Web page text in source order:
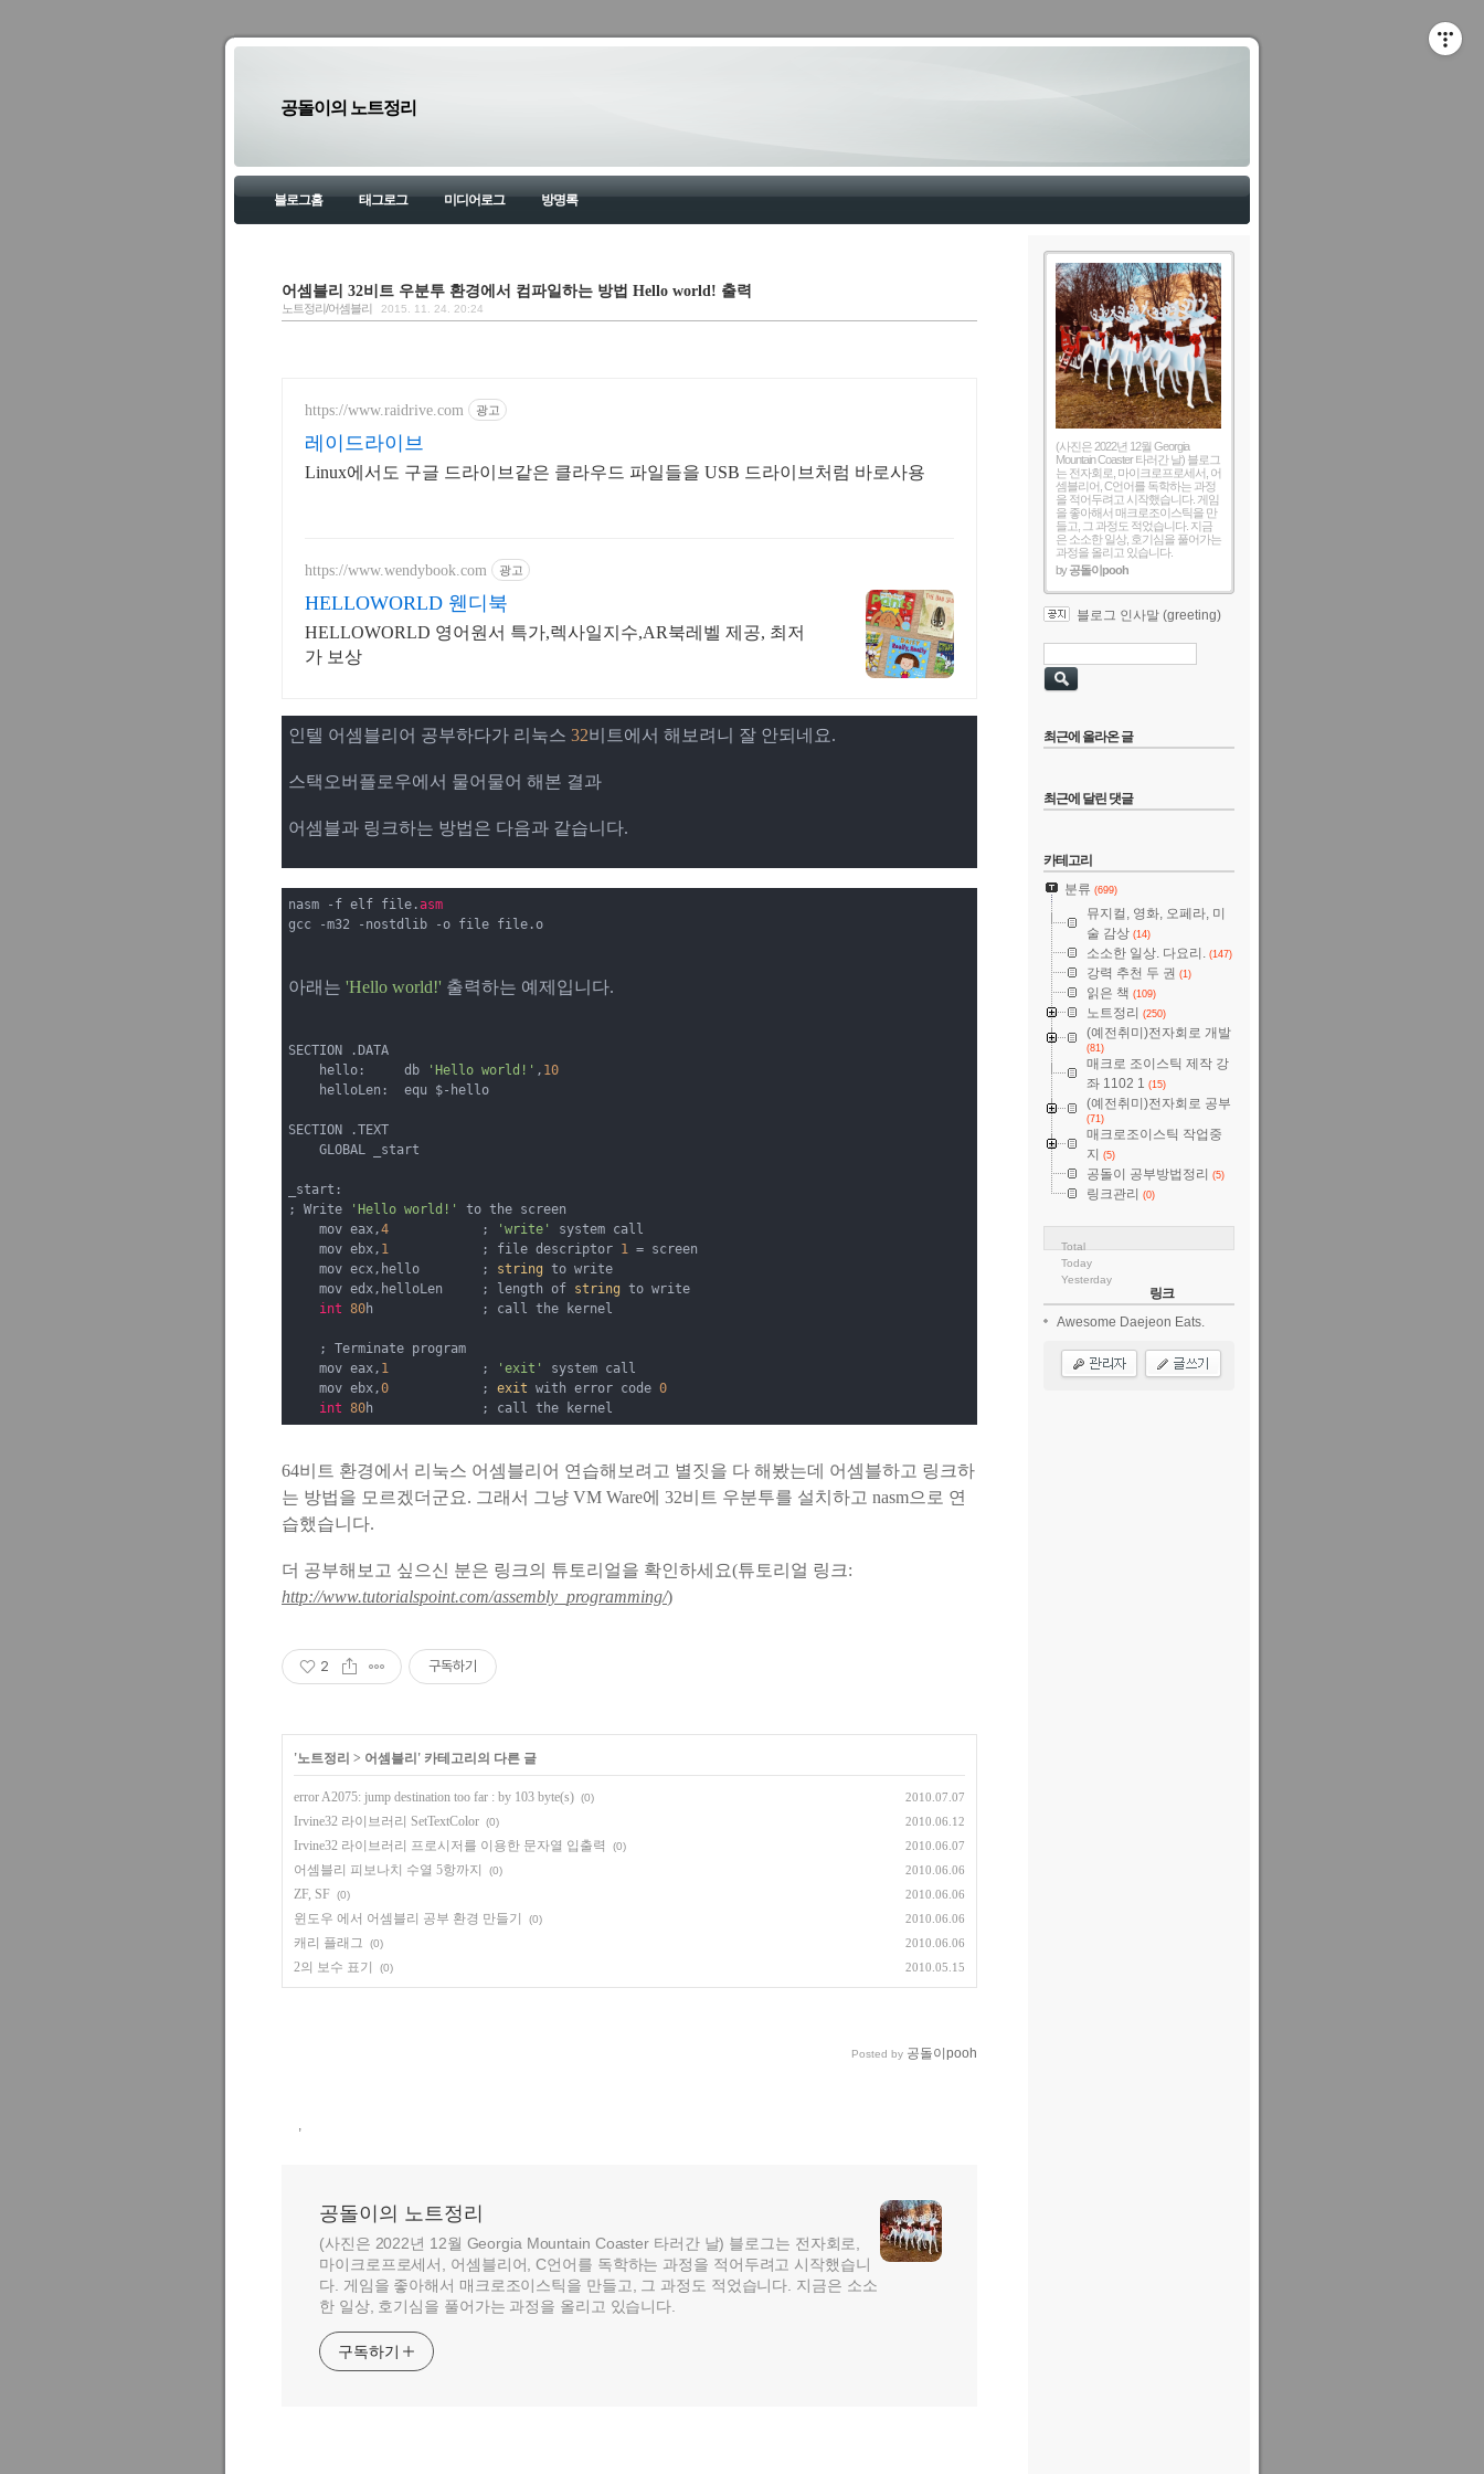
공돌이의 노트정리
블로그홈 태그로그 미디어로그 방명록
어셈블리 32비트 우분투 환경에서 컴파일하는 방법 Hello world! 출력
노트정리/어셈블리 2015. 11. 24. 20:24
https://www.raidrive.com 광고
레이드라이브
Linux에서도 구글 드라이브같은 클라우드 파일들을 USB 드라이브처럼 바로사용
https://www.wendybook.com 광고
HELLOWORLD 웬디북
HELLOWORLD 영어원서 특가,렉사일지수,AR북레벨 제공, 최저
가 보상
인텔 어셈블리어 공부하다가 리눅스 32비트에서 해보려니 잘 안되네요.
스택오버플로우에서 물어물어 해본 결과
어셈블과 링크하는 방법은 다음과 같습니다.
nasm - f elf file .asm
gcc
-m32 - nostdlib -o file file .o
아래는 'Hello world!' 출력하는 예제입니다.
SECTION . DATA
    hello
:
     db
'Hello world!' , 10
    helloLen
:
  equ $
- hello
SECTION .TEXT
    GLOBAL _start
_start :
;
Write 'Hello world!'
to the screen
    mov eax
,4 ; 'write'
system call
    mov ebx
, 1 ; file descriptor 1 = screen
    mov ecx
, hello ; string to write
    mov edx
, helloLen ; length of string to write
int 80h ; call the kernel
; Terminate program
    mov eax
, 1 ; 'exit'
system call
    mov ebx
,0 ; exit with error code 0
int 80h ; call the kernel
64비트 환경에서 리눅스 어셈블리어 연습해보려고 별짓을 다 해봤는데 어셈블하고 링크하
는 방법을 모르겠더군요. 그래서 그냥 VM Ware에 32비트 우분투를 설치하고 nasm으로 연
습했습니다.
더 공부해보고 싶으신 분은 링크의 튜토리얼을 확인하세요(튜토리얼 링크:
http://www.tutorialspoint.com/assembly_programming/)
2 구독하기
'노트정리 > 어셈블리 ' 카테고리의 다른 글
error A2075: jump destination too far : by 103 byte(s) (0) 2010.07.07
Irvine32 라이브러리 SetTextColor (0) 2010.06.12
Irvine32 라이브러리 프로시저를 이용한 문자열 입출력 (0) 2010.06.07
어셈블리 피보나치 수열 5항까지 (0) 2010.06.06
ZF, SF (0) 2010.06.06
윈도우 에서 어셈블리 공부 환경 만들기 (0) 2010.06.06
캐리 플래그 (0) 2010.06.06
2의 보수 표기 (0) 2010.05.15
Posted by 공돌이pooh
,
공돌이의 노트정리
(사진은 2022년 12월 Georgia Mountain Coaster 타러간 날) 블로그는 전자회로,
마이크로프로세서, 어셈블리어, C언어를 독학하는 과정을 적어두려고 시작했습니
다. 게임을 좋아해서 매크로조이스틱을 만들고, 그 과정도 적었습니다. 지금은 소소
한 일상, 호기심을 풀어가는 과정을 올리고 있습니다.
구독하기
(사진은 2022년 12월 Georgia
Mountain Coaster 타러간 날) 블로그
는 전자회로, 마이크로프로세서, 어
셈블리어, C언어를 독학하는 과정
을 적어두려고 시작했습니다. 게임
을 좋아해서 매크로조이스틱을 만
들고, 그 과정도 적었습니다. 지금
은 소소한 일상, 호기심을 풀어가는
과정을 올리고 있습니다.
by공돌이pooh
블로그 인사말 (greeting)
최근에 올라온 글
최근에 달린 댓글
카테고리
분류 (699)
뮤지컬, 영화, 오페라, 미
술 감상 (14)
소소한 일상. 다요리. (147)
강력 추천 두 권 (1)
읽은 책 (109)
노트정리 (250)
(예전취미)전자회로 개발
(81)
매크로 조이스틱 제작 강
좌 1102 1 (15)
(예전취미)전자회로 공부
(71)
매크로조이스틱 작업중
지
(5)
공돌이 공부방법정리 (5)
링크관리 (0)
Total
Today
Yesterday
링크
Awesome Daejeon Eats.